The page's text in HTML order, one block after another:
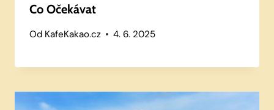
Co Očekávat
Od KafeKakao.cz 4. 6. 2025